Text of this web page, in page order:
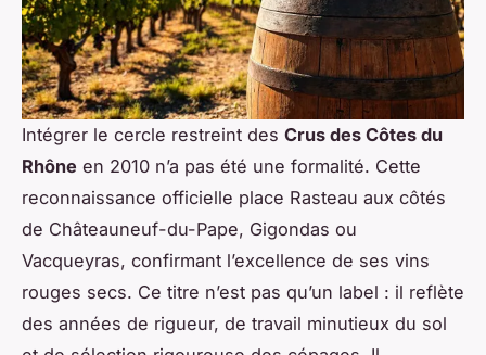
Intégrer le cercle restreint des Crus des Côtes du
Rhône en 2010 n’a pas été une formalité. Cette
reconnaissance officielle place Rasteau aux côtés
de Châteauneuf-du-Pape, Gigondas ou
Vacqueyras, confirmant l’excellence de ses vins
rouges secs. Ce titre n’est pas qu’un label : il reflète
des années de rigueur, de travail minutieux du sol